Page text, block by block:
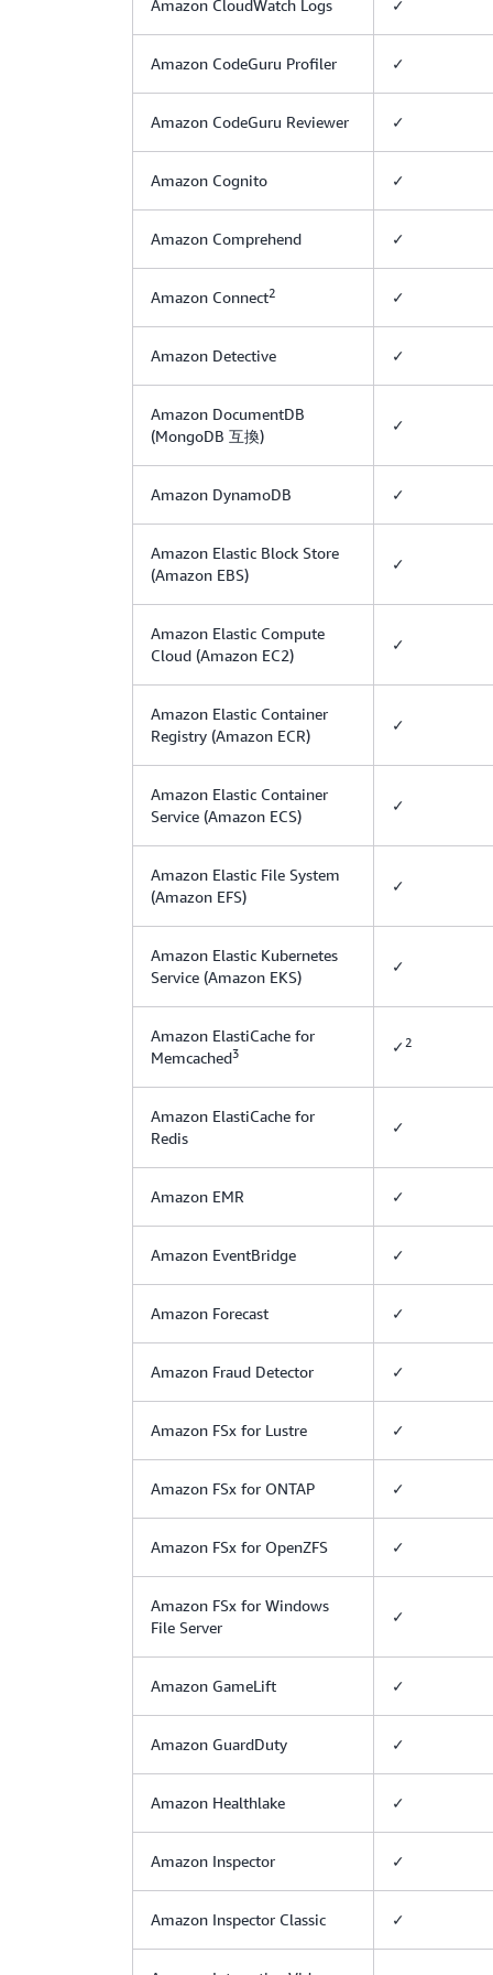
Amazon CloudWatch Logs ✓
Amazon CodeGuru Profiler ✓
Amazon CodeGuru Reviewer ✓
Amazon Cognito ✓
Amazon Comprehend ✓
Amazon Connect2 ✓
Amazon Detective ✓
Amazon DocumentDB
(MongoDB 互換)
✓
Amazon DynamoDB ✓
Amazon Elastic Block Store
(Amazon EBS)
✓
Amazon Elastic Compute
Cloud (Amazon EC2)
✓
Amazon Elastic Container
Registry (Amazon ECR)
✓
Amazon Elastic Container
Service (Amazon ECS)
✓
Amazon Elastic File System
(Amazon EFS)
✓
Amazon Elastic Kubernetes
Service (Amazon EKS)
✓
Amazon ElastiCache for
Memcached3 ✓ 2
Amazon ElastiCache for
Redis
✓
Amazon EMR ✓
Amazon EventBridge ✓
Amazon Forecast ✓
Amazon Fraud Detector ✓
Amazon FSx for Lustre ✓
Amazon FSx for ONTAP ✓
Amazon FSx for OpenZFS ✓
Amazon FSx for Windows
File Server
✓
Amazon GameLift ✓
Amazon GuardDuty ✓
Amazon Healthlake ✓
Amazon Inspector ✓
Amazon Inspector Classic ✓